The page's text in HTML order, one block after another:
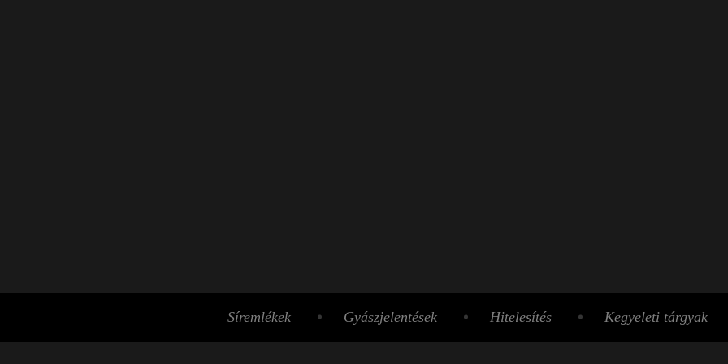
Síremlékek Gyászjelentések Hitelesítés Kegyeleti tárgyak